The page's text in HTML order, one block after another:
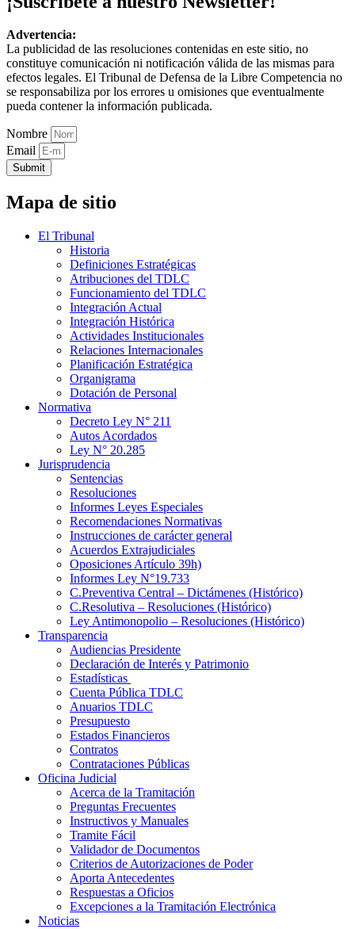
Advertencia:
La publicidad de las resoluciones contenidas en este sitio, no
constituye comunicación ni notificación válida de las mismas para
efectos legales. El Tribunal de Defensa de la Libre Competencia no
se responsabiliza por los errores u omisiones que eventualmente
pueda contener la información publicada.
Nombre
Email
Submit
Mapa de sitio
El Tribunal
Historia
Definiciones Estratégicas
Atribuciones del TDLC
Funcionamiento del TDLC
Integración Actual
Integración Histórica
Actividades Institucionales
Relaciones Internacionales
Planificación Estratégica
Organigrama
Dotación de Personal
Normativa
Decreto Ley N° 211
Autos Acordados
Ley N° 20.285
Jurisprudencia
Sentencias
Resoluciones
Informes Leyes Especiales
Recomendaciones Normativas
Instrucciones de carácter general
Acuerdos Extrajudiciales
Oposiciones Artículo 39h)
Informes Ley N°19.733
C.Preventiva Central – Dictámenes (Histórico)
C.Resolutiva – Resoluciones (Histórico)
Ley Antimonopolio – Resoluciones (Histórico)
Transparencia
Audiencias Presidente
Declaración de Interés y Patrimonio
Estadísticas
Cuenta Pública TDLC
Anuarios TDLC
Presupuesto
Estados Financieros
Contratos
Contrataciones Públicas
Oficina Judicial
Acerca de la Tramitación
Preguntas Frecuentes
Instructivos y Manuales
Tramite Fácil
Validador de Documentos
Criterios de Autorizaciones de Poder
Aporta Antecedentes
Respuestas a Oficios
Excepciones a la Tramitación Electrónica
Noticias